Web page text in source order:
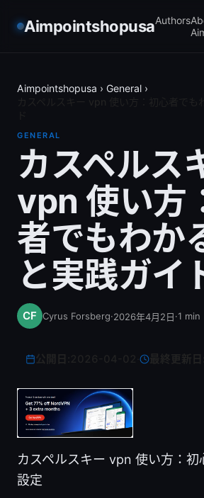
AimpointshopusaAuthors
Aimpointshopusa › General ›
GENERAL
カスペルス
vpn 使い方
者でもわか
と実践ガイ
Cyrus Forsberg·2026年4月2日·1 min
最終更新日:
カスペルスキー vpn 使い方：初
設定